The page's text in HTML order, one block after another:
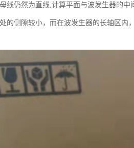
线仍然为直线,计算平面与波发生器的
的侧隙较小，而在波发生器的长轴区